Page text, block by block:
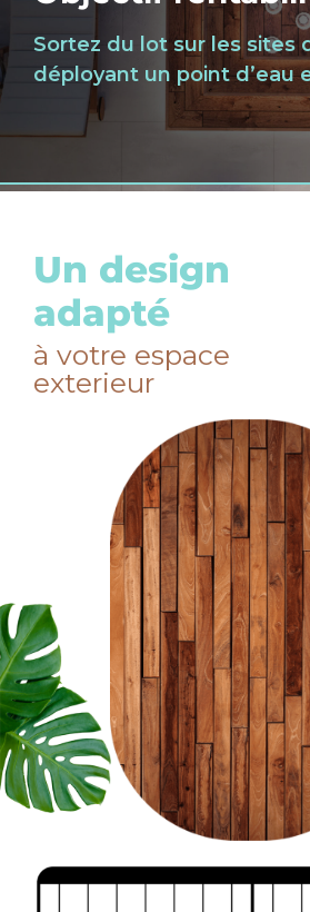
Sortez du lot sur les sites
déployant un point d’eau
Un design
adapté
à votre espace
exterieur